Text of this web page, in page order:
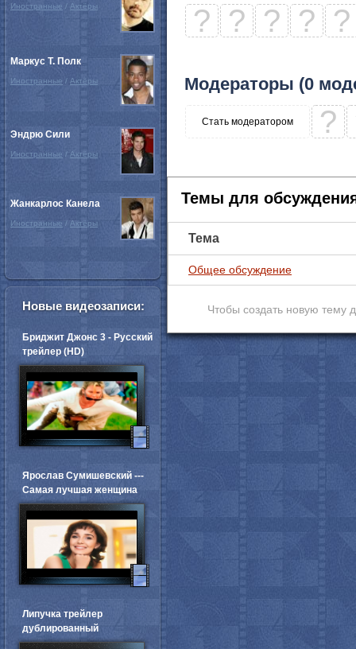
? ? ? ? ?
Модераторы (0
Стать модератором ?
Темы для
Тема
Общее обсуждение
Чтобы создать новую тему
Иностранные / Актёры
Маркус Т. Полк
Иностранные / Актёры
Эндрю Сили
Иностранные / Актёры
Жанкарлос Канела
Иностранные / Актёры
Новые видеозаписи:
Бриджит Джонс 3 - Русский
трейлер (HD)
Ярослав Сумишевский ---
Самая лучшая женщина
Липучка трейлер
дублированный